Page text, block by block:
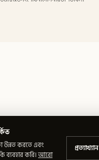
উন্নত করতে এবং
ব্যবহার করি।আরো
প্রত্যাখ্যান